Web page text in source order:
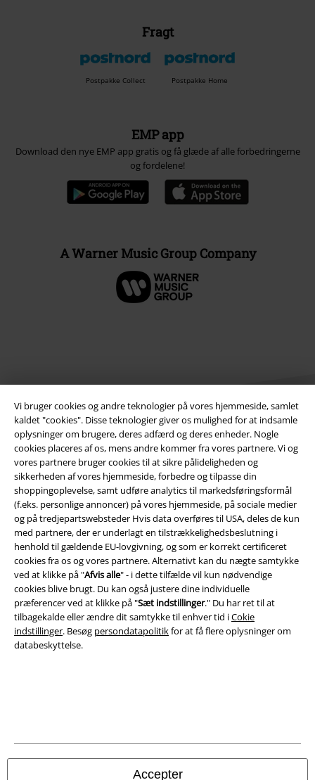
Vi bruger cookies og andre teknologier på vores hjemmeside, samlet
kaldet "cookies". Disse teknologier giver os mulighed for at indsamle
oplysninger om brugere, deres adfærd og deres enheder. Nogle
cookies placeres af os, mens andre kommer fra vores partnere. Vi og
vores partnere bruger cookies til at sikre pålideligheden og
sikkerheden af ​​vores hjemmeside, forbedre og tilpasse din
shoppingoplevelse, samt udføre analytics til markedsføringsformål
(f.eks. personlige annoncer) på vores hjemmeside, på sociale medier
og på tredjepartswebsteder Hvis data overføres til USA, deles de kun
med partnere, der er underlagt en tilstrækkelighedsbeslutning i
henhold til gældende EU-lovgivning, og som er korrekt certificeret
cookies fra os og vores partnere. Alternativt kan du nægte samtykke
ved at klikke på "Afvis alle" - i dette tilfælde vil kun nødvendige
cookies blive brugt. Du kan også justere dine individuelle
præferencer ved at klikke på "Sæt indstillinger." Du har ret til at
tilbagekalde eller ændre dit samtykke til enhver tid iCokie
indstillinger. Besøg persondatapolitikfor at få flere oplysninger om
databeskyttelse.
Accepter
Fragt
Postpakke Collect Postpakke Home
EMP app
Download den nye EMP app gratis og få glæde af alle forbedringerne
og fordelene!
A Warner Music Group Company
Juridisk
Salgs-, medlems- & leveringsbetingelser
Om EMP Danmark
Persondatapolitik
Bortskaffelse af affald og miljøbeskyttelse
Overensstemmelseserklæring
Oplysninger om tilgængelighed